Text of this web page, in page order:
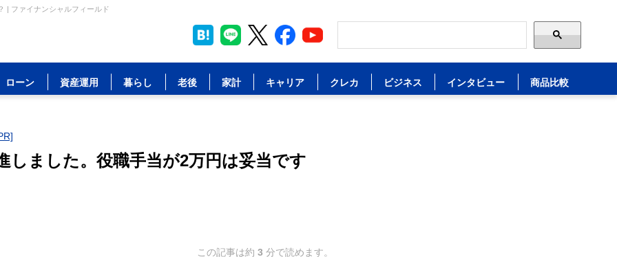
| ファイナンシャルフィールド
ローン 資産運用 暮らし 老後 家計 キャリア クレカ ビジネス インタビュー 商品比較
しました。役職手当が2万円は妥当です
この記事は約 3 分で読めます。